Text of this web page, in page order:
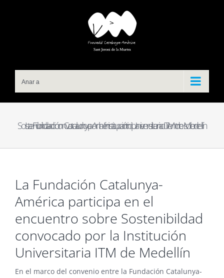
Anar a
La Fundación Catalunya-América participa en el encuentro sobre Sostenibildad convocado por la Institución Universitaria ITM de Medellín
La Fundación Catalunya-
América participa en el
encuentro sobre Sostenibildad
convocado por la Institución
Universitaria ITM de Medellín
En el marco del convenio entre la Fundación Catalunya-